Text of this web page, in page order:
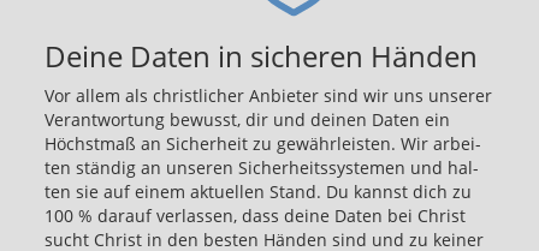
Deine Daten in sicheren Händen
Vor allem als christ­li­cher An­bie­ter sind wir uns un­se­rer
Ver­ant­wor­tung be­wusst, dir und dei­nen Daten ein
Höchst­maß an Si­cher­heit zu ge­währ­leis­ten. Wir ar­bei­
ten stän­dig an un­se­ren Si­cher­heits­sys­te­men und hal­
ten sie auf einem ak­tu­el­len Stand. Du kannst dich zu
100 % dar­auf ver­las­sen, dass deine Daten bei Christ
sucht Christ in den bes­ten Hän­den sind und zu kei­ner
Zeit zweck­ent­frem­det wer­den.